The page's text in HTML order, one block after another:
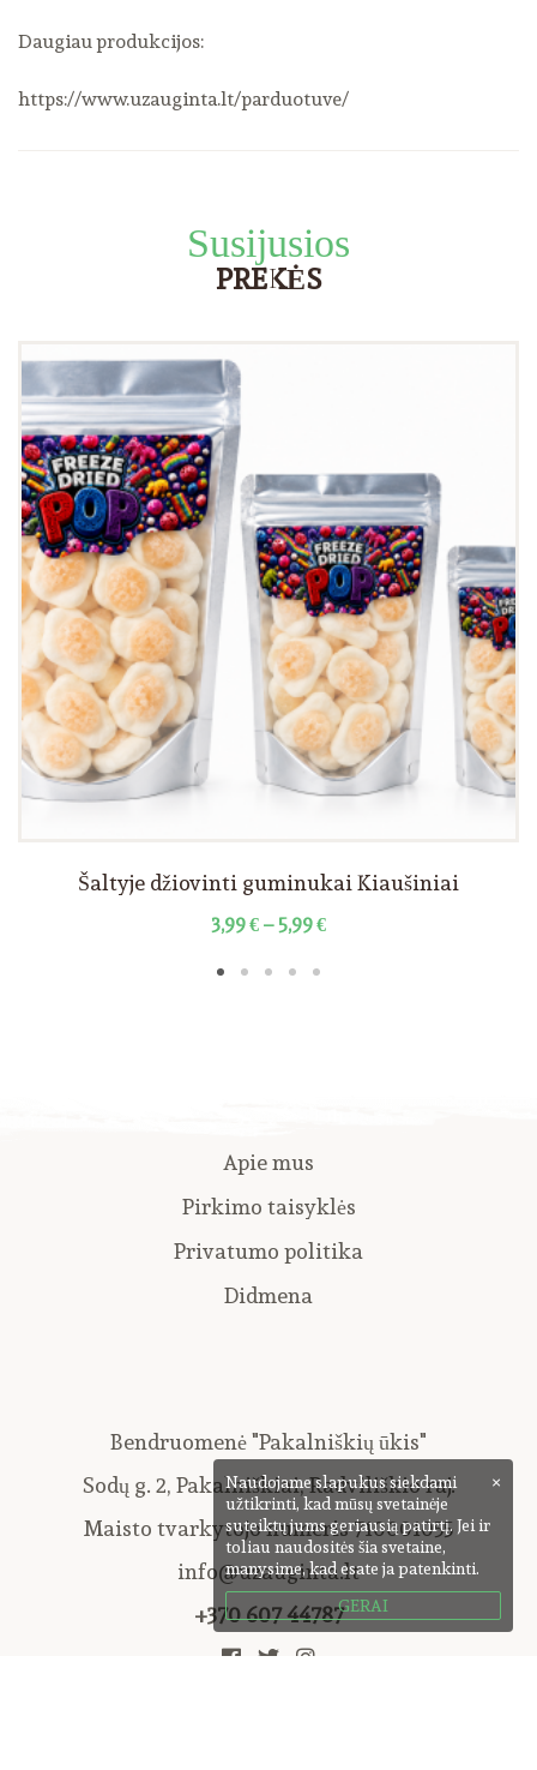
Daugiau produkcijos:
https://www.uzauginta.lt/parduotuve/
Susijusios
PREKĖS
Šaltyje džiovinti guminukai Kiaušiniai
3,99€–5,99€
Apie mus
Pirkimo taisyklės
Privatumo politika
Didmena
Bendruomenė "Pakalniškių ūkis"
Sodų g. 2, Pakalniškiai, Radviliškio raj.
Maisto tvarkytojo numeris 710001055
info@uzauginta.lt
+370 607 44787
×
Naudojame slapukus siekdami
užtikrinti, kad mūsų svetainėje
suteiktų jums geriausią patirtį. Jei ir
toliau naudositės šia svetaine,
manysime, kad esate ja patenkinti.
GERAI